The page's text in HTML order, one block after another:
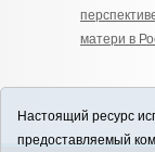
матери в
Настоящий ресурс
предоставляемый